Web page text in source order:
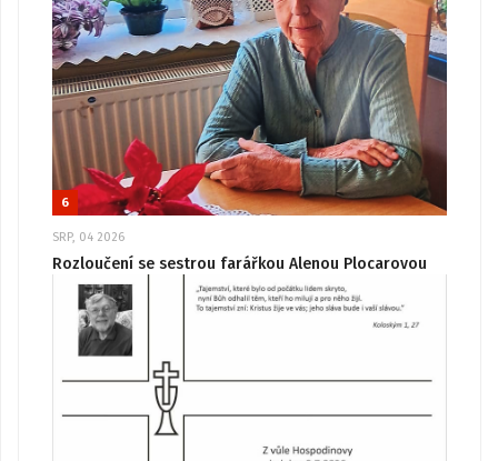
6
SRP, 04 2026
Rozloučení se sestrou farářkou Alenou Plocarovou